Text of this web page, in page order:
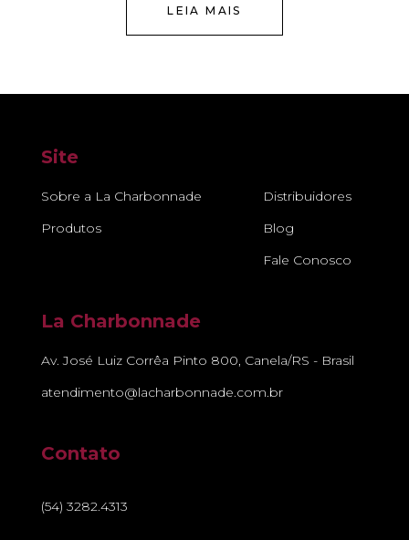
LEIA MAIS
Site
Sobre a La Charbonnade
Produtos
Distribuidores
Blog
Fale Conosco
La Charbonnade
Av. José Luiz Corrêa Pinto 800, Canela/RS - Brasil
atendimento@lacharbonnade.com.br
Contato
(54) 3282.4313